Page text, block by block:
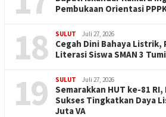
Pembukaan Orientasi
18 SULUT Juli 27, 2026
Cegah Dini Bahaya
Literasi Siswa SMAN 3
19 SULUT Juli 27, 2026
Semarakkan HUT ke-81
Sukses Tingkatkan Daya
Juta VA